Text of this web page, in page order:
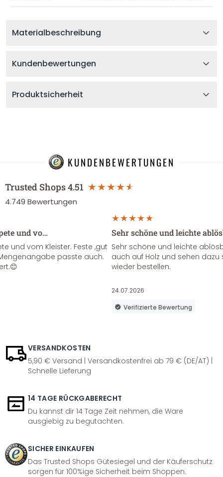
Materialbeschreibung
Kundenbewertungen
Produktsicherheit
KUNDENBEWERTUNGEN
Trusted Shops4.51
4.749 Bewertungen
und vo…
und vom Kleister. Feste ,gut
passte auch.
Sehr schöne und leichte
Sehr schöne und leichte
auch auf Holz und sehen
wieder bestellen.
24.07.2026
Verifizierte Bewertung
VERSANDKOSTEN
5,90 € Versand | Versandkostenfrei ab 79 € (DE/AT) |
Schnelle Lieferung
14 TAGE RÜCKGABERECHT
Du kannst dir 14 Tage Zeit nehmen, die Ware
ausgiebig zu begutachten.
SICHER EINKAUFEN
Das Trusted Shops Gütesiegel und der Käuferschutz
sorgen für 100%ige Sicherheit beim Shoppen.